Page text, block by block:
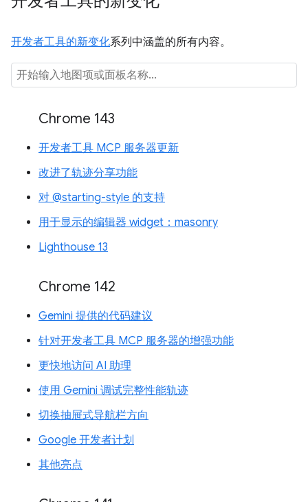
开发者工具的新变化系列中涵盖的所有内容。
Chrome 143
开发者工具 MCP 服务器更新
改进了轨迹分享功能
对 @starting-style 的支持
用于显示的编辑器 widget：masonry
Lighthouse 13
Chrome 142
Gemini 提供的代码建议
针对开发者工具 MCP 服务器的增强功能
更快地访问 AI 助理
使用 Gemini 调试完整性能轨迹
切换抽屉式导航栏方向
Google 开发者计划
其他亮点